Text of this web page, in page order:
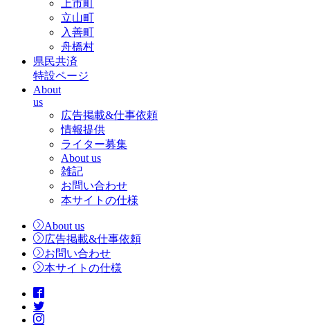
上市町
立山町
入善町
舟橋村
県民共済
特設ページ
About
us
広告掲載&仕事依頼
情報提供
ライター募集
About us
雑記
お問い合わせ
本サイトの仕様
About us
広告掲載&仕事依頼
お問い合わせ
本サイトの仕様